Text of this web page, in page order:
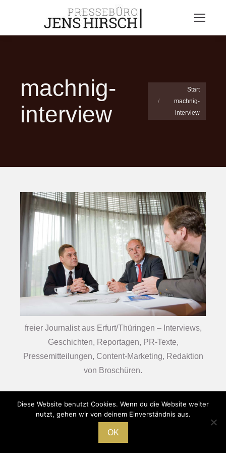
machnig-
interview
Sie befinden sich
hier:
Start
machnig-
interview
freier Journalist aus Erfurt/Thüringen – Interviews,
Geschichten, Reportagen, PR-Texte,
Pressemitteilungen, Content-Marketing, Redaktion
von Broschüren.
Pressebüro Jens Hirsch
IMPRESSUM|
Diese Website benutzt Cookies. Wenn du die Website weiter
nutzt, gehen wir von deinem Einverständnis aus.
OK